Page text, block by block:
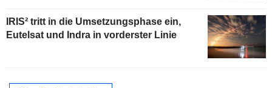
IRIS² tritt in die Umsetzungsphase ein,
Eutelsat und Indra in vorderster Linie